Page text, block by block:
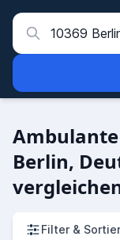
Berlin,
Filter &